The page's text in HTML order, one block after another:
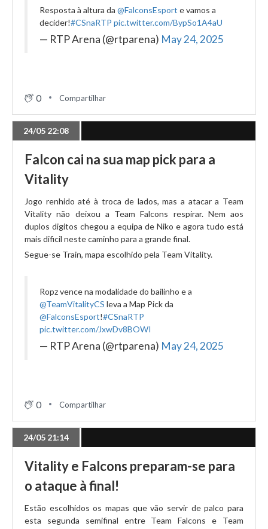
Resposta à altura da @FalconsEsport e vamos a
decider!#CSnaRTP pic.twitter.com/BypSo1A4aU
— RTP Arena (@rtparena) May 24, 2025
0 Compartilhar
24/05 22:08
Falcon cai na sua map pick para a
Vitality
Jogo renhido até à troca de lados, mas a atacar a Team
Vitality não deixou a Team Falcons respirar. Nem aos
duplos digitos chegou a equipa de Niko e agora tudo está
mais dificil neste caminho para a grande final.
Segue-se Train, mapa escolhido pela Team Vitality.
Ropz vence na modalidade do bailinho e a
@TeamVitalityCS leva a Map Pick da
@FalconsEsport!#CSnaRTP
pic.twitter.com/JxwDv8BOWI
— RTP Arena (@rtparena) May 24, 2025
0 Compartilhar
24/05 21:14
Vitality e Falcons preparam-se para
o ataque à final!
Estão escolhidos os mapas que vão servir de palco para
esta segunda semifinal entre Team Falcons e Team